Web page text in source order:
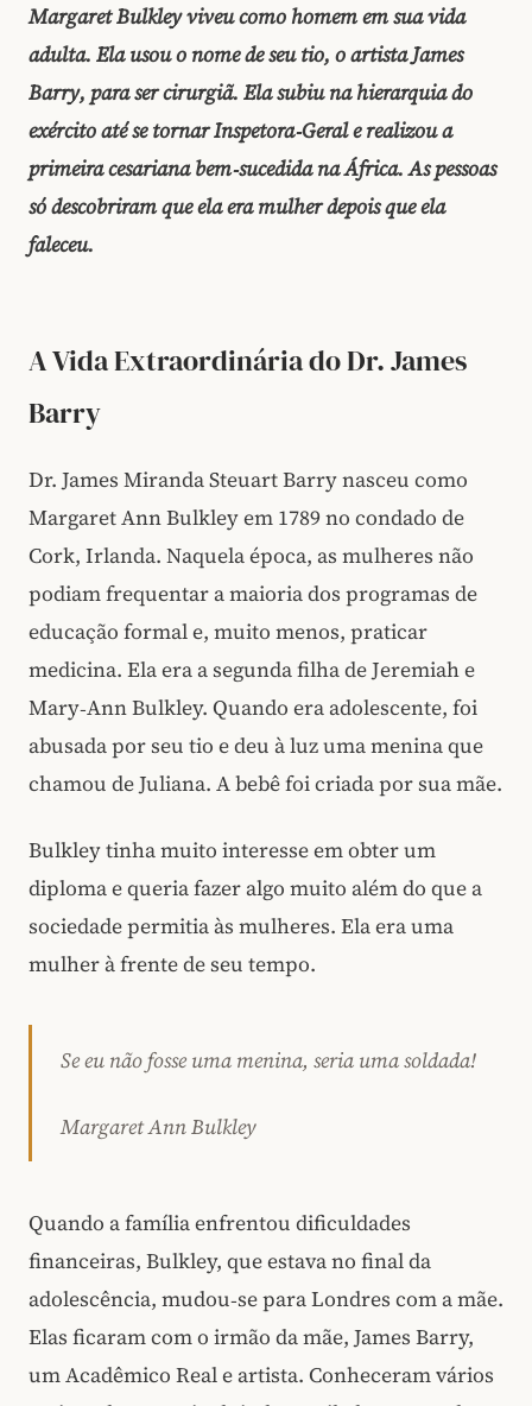
Margaret Bulkley viveu como homem em sua vida
adulta. Ela usou o nome de seu tio, o artista James
Barry, para ser cirurgiã. Ela subiu na hierarquia do
exército até se tornar Inspetora‑Geral e realizou a
primeira cesariana bem‑sucedida na África. As pessoas
só descobriram que ela era mulher depois que ela
faleceu.
A Vida Extraordinária do Dr. James
Barry
Dr. James Miranda Steuart Barry nasceu como
Margaret Ann Bulkley em 1789 no condado de
Cork, Irlanda. Naquela época, as mulheres não
podiam frequentar a maioria dos programas de
educação formal e, muito menos, praticar
medicina. Ela era a segunda filha de Jeremiah e
Mary‑Ann Bulkley. Quando era adolescente, foi
abusada por seu tio e deu à luz uma menina que
chamou de Juliana. A bebê foi criada por sua mãe.
Bulkley tinha muito interesse em obter um
diploma e queria fazer algo muito além do que a
sociedade permitia às mulheres. Ela era uma
mulher à frente de seu tempo.
Se eu não fosse uma menina, seria uma soldada!
Margaret Ann Bulkley
Quando a família enfrentou dificuldades
financeiras, Bulkley, que estava no final da
adolescência, mudou‑se para Londres com a mãe.
Elas ficaram com o irmão da mãe, James Barry,
um Acadêmico Real e artista. Conheceram vários